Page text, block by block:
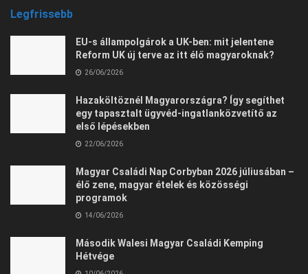
Legfrissebb
EU-s állampolgárok a UK-ben: mit jelentene
Reform UK új terve az itt élő magyaroknak?
26/06/2026
Hazaköltöznél Magyarországra? Így segíthet
egy tapasztalt ügyvéd-ingatlanközvetítő az
első lépésekben
22/06/2026
Magyar Családi Nap Corbyban 2026 júliusában –
élő zene, magyar ételek és közösségi
programok
14/06/2026
Második Walesi Magyar Családi Kemping
Hétvége